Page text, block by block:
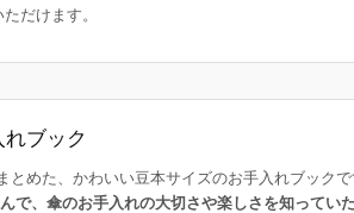
だけます。
ブック
とめた、かわいい豆本サイズのお手入れブック
で、傘のお手入れの大切さや楽しさを知ってい